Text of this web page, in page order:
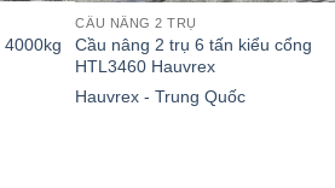
CẦU NÂNG 2 TRỤ
Cầu nâng 2 trụ 6 tấn kiểu cổng
HTL3460 Hauvrex
Hauvrex - Trung Quốc